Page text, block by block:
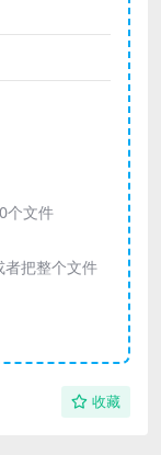
个文件
者把整个文件
收藏